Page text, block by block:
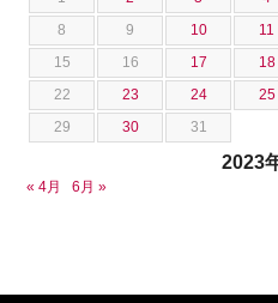
2023
8
9 10 11
15
16 17 18
22
23 24 25
29
30 31
« 4月 6月 »